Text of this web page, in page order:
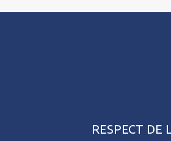
RESPECT DE